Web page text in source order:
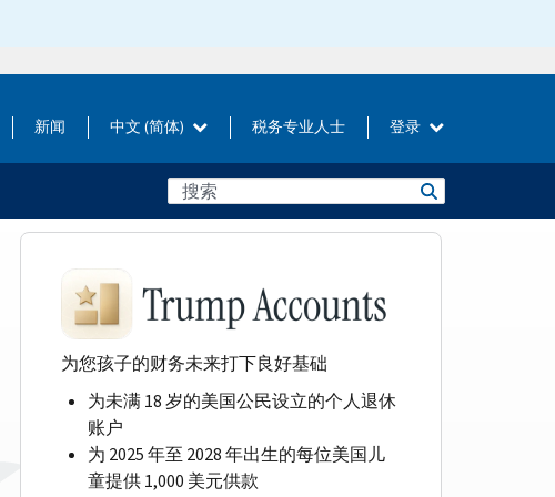
新闻 中文 (简体) 税务专业人士 登录
为您孩子的财务未来打下良好基础
为未满 18 岁的美国公民设立的个人退休
账户
为 2025 年至 2028 年出生的每位美国儿
童提供 1,000 美元供款